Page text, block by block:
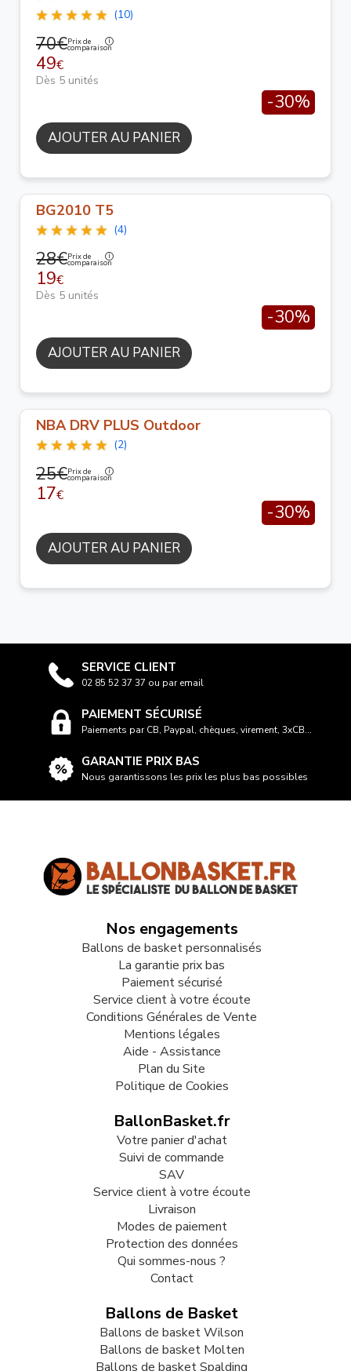
(10)
70€Prix de
comparaison
49€
Dès 5 unités
-30%
AJOUTER AU PANIER
BG2010 T5
(4)
28€Prix de
comparaison
19€
Dès 5 unités
-30%
AJOUTER AU PANIER
NBA DRV PLUS Outdoor
(2)
25€Prix de
comparaison
17€
-30%
AJOUTER AU PANIER
SERVICE CLIENT
02 85 52 37 37 ou par email
PAIEMENT SÉCURISÉ
Paiements par CB, Paypal, chèques, virement, 3xCB...
GARANTIE PRIX BAS
Nous garantissons les prix les plus bas possibles
Nos engagements
Ballons de basket personnalisés
La garantie prix bas
Paiement sécurisé
Service client à votre écoute
Conditions Générales de Vente
Mentions légales
Aide - Assistance
Plan du Site
Politique de Cookies
BallonBasket.fr
Votre panier d'achat
Suivi de commande
SAV
Service client à votre écoute
Livraison
Modes de paiement
Protection des données
Qui sommes-nous ?
Contact
Ballons de Basket
Ballons de basket Wilson
Ballons de basket Molten
Ballons de basket Spalding